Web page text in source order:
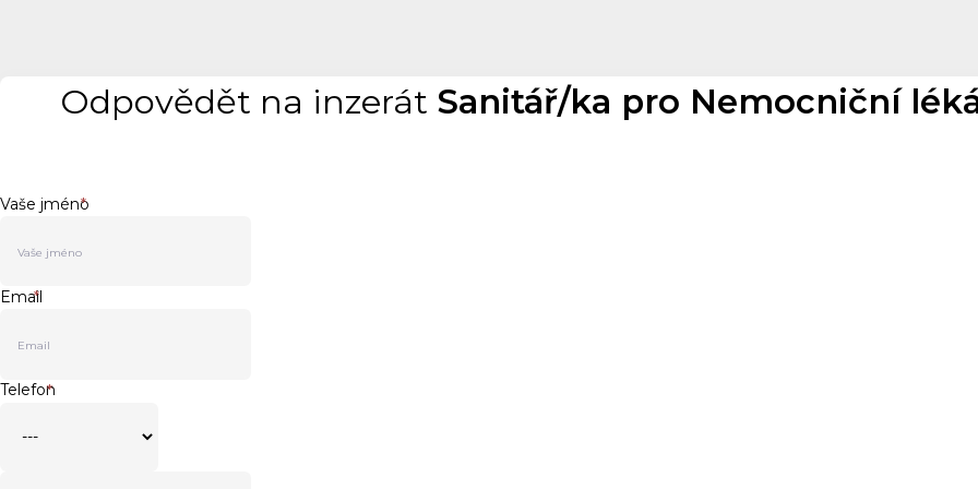
Odpovědět na inzerát Sanitář/ka pro Nemocniční
Vaše jméno
*
Email
*
Telefon
*